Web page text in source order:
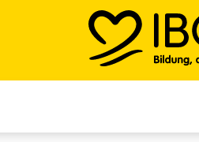
IBG
Institut für